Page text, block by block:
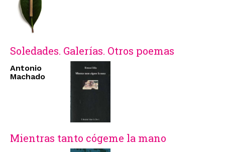
Soledades. Galerías. Otros poemas
Antonio
Machado
Mientras tanto cógeme la mano